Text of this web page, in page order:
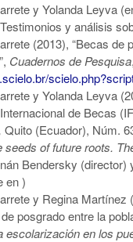
y Yolanda Leyva
y análisis
(2013), “Becas de
Cuadernos de Pesquisa
y Yolanda Leyva
de Becas
Quito (Ecuador), Núm.
seeds of future roots.
Bendersky
en )
y Regina Martínez
posgrado entre la
escolarización en los